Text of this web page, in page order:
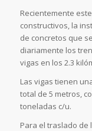
Recientemente
constructivos, la
de concretos que
diariamente los
vigas en los 2.3
Las vigas tienen
total de 5 metros,
toneladas c/u.
Para el traslado de